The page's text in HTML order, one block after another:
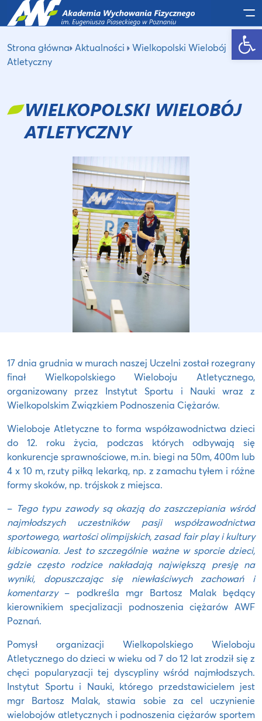
Otwórz pasek narzędzi
Strona główna Aktualności
Wielkopolski Wielobój
Atletyczny
WIELKOPOLSKI WIELOBÓJ
ATLETYCZNY
17 dnia grudnia w murach naszej Uczelni został rozegrany
finał Wielkopolskiego Wieloboju Atletycznego,
organizowany przez Instytut Sportu i Nauki wraz z
Wielkopolskim Związkiem Podnoszenia Ciężarów.
Wieloboje Atletyczne to forma współzawodnictwa dzieci
do 12. roku życia, podczas których odbywają się
konkurencje sprawnościowe, m.in. biegi na 50m, 400m lub
4 x 10 m, rzuty piłką lekarką, np. z zamachu tyłem i różne
formy skoków, np. trójskok z miejsca.
– Tego typu zawody są okazją do zaszczepiania wśród
najmłodszych uczestników pasji współzawodnictwa
sportowego, wartości olimpijskich, zasad fair play i kultury
kibicowania. Jest to szczególnie ważne w sporcie dzieci,
gdzie często rodzice nakładają największą presję na
wyniki, dopuszczając się niewłaściwych zachowań i
komentarzy– podkreśla mgr Bartosz Malak będący
kierownikiem specjalizacji podnoszenia ciężarów AWF
Poznań.
Pomysł organizacji Wielkopolskiego Wieloboju
Atletycznego do dzieci w wieku od 7 do 12 lat zrodził się z
chęci popularyzacji tej dyscypliny wśród najmłodszych.
Instytut Sportu i Nauki, którego przedstawicielem jest
mgr Bartosz Malak, stawia sobie za cel uczynienie
wielobojów atletycznych i podnoszenia ciężarów sportem